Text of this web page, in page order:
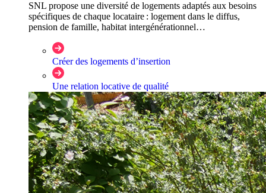
SNL propose une diversité de logements adaptés aux besoins
spécifiques de chaque locataire : logement dans le diffus,
pension de famille, habitat intergénérationnel…
Créer des logements d’insertion
Une relation locative de qualité